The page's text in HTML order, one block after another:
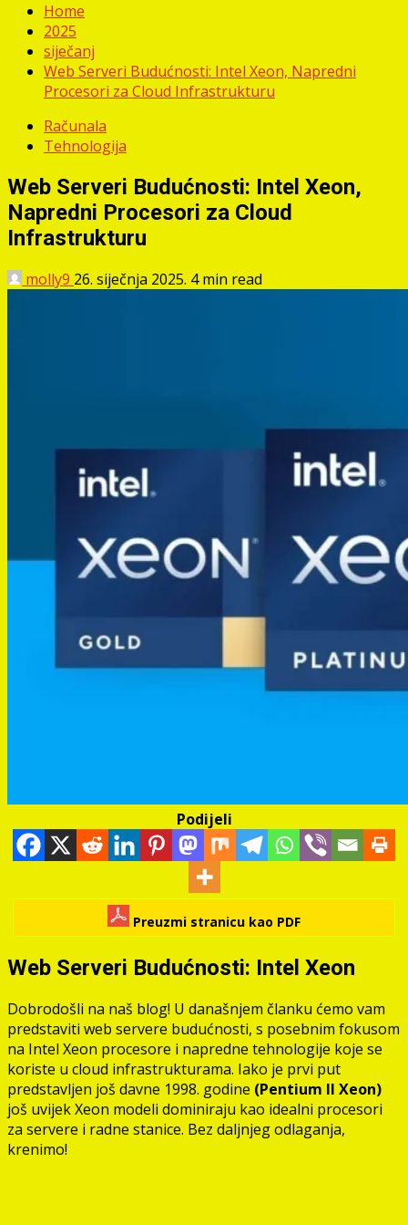
Home
2025
siječanj
Web Serveri Budućnosti: Intel Xeon, Napredni
Procesori za Cloud Infrastrukturu
Računala
Tehnologija
Web Serveri Budućnosti: Intel Xeon,
Napredni Procesori za Cloud
Infrastrukturu
molly9 26. siječnja 2025. 4 min read
Podijeli
Preuzmi stranicu kao PDF
Web Serveri Budućnosti: Intel Xeon
Dobrodošli na naš blog! U današnjem članku ćemo vam
predstaviti web servere budućnosti, s posebnim fokusom
na Intel Xeon procesore i napredne tehnologije koje se
koriste u cloud infrastrukturama. Iako je prvi put
predstavljen još davne 1998. godine (Pentium II Xeon)
još uvijek Xeon modeli dominiraju kao idealni procesori
za servere i radne stanice. Bez daljnjeg odlaganja,
krenimo!